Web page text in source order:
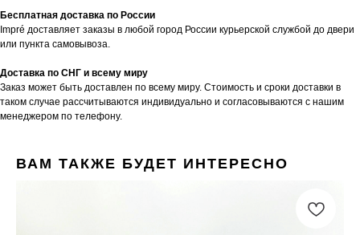
Бесплатная доставка по России
Impré доставляет заказы в любой город России курьерской службой до двери
или пункта самовывоза.
Доставка по СНГ и всему миру
Заказ может быть доставлен по всему миру. Стоимость и сроки доставки в
таком случае рассчитываются индивидуально и согласовываются с нашим
менеджером по телефону.
ВАМ ТАКЖЕ БУДЕТ ИНТЕРЕСНО